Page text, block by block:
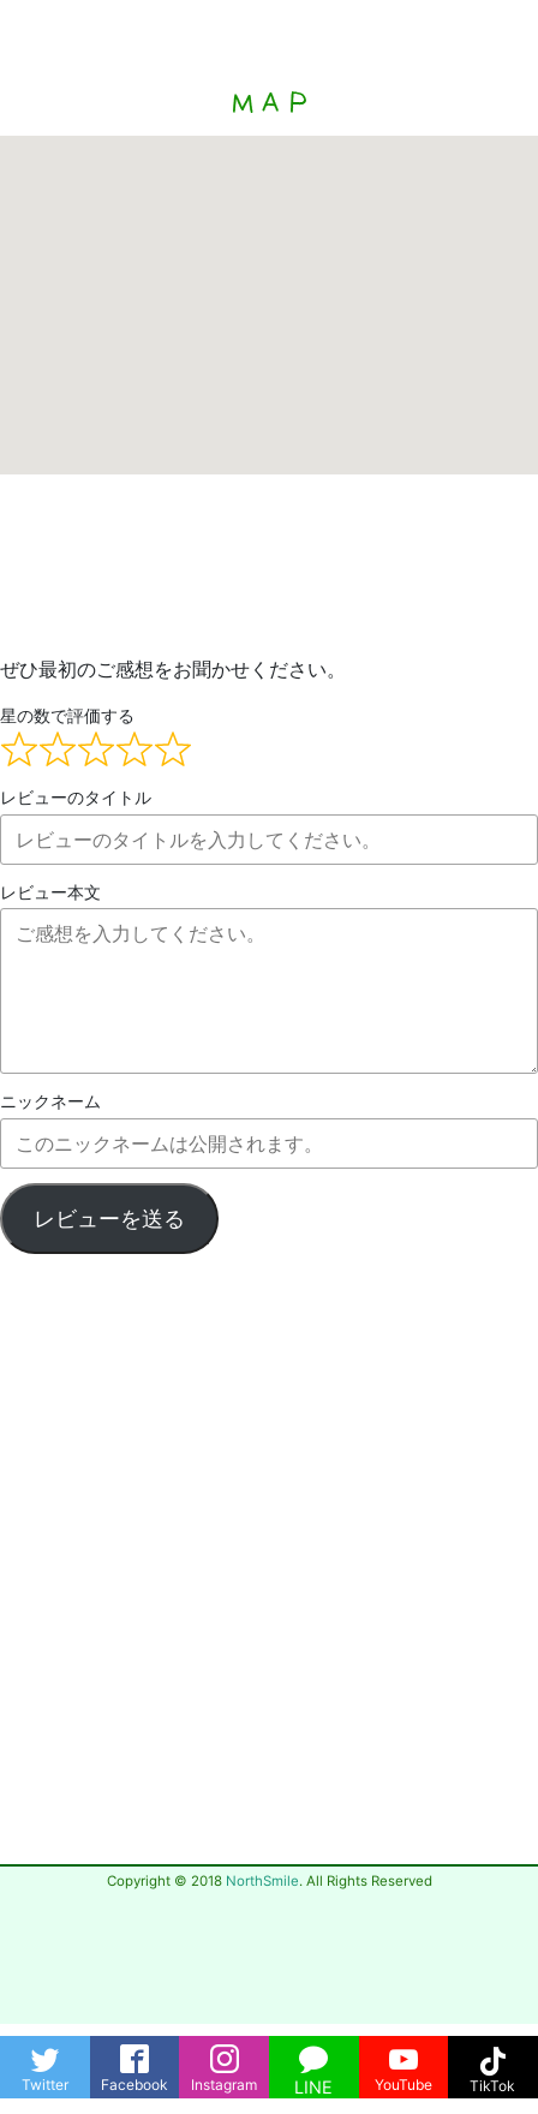
ぜひ最初のご感想をお聞かせください。
星の数で評価する
レビューのタイトル
レビュー本文
ニックネーム
レビューを送る
Copyright © 2018 NorthSmile. All Rights Reserved
Twitter Facebook Instagram LINE YouTube TikTok